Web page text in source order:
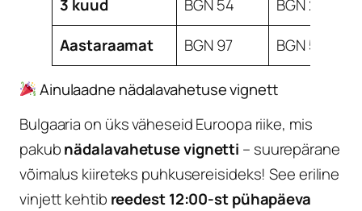
3 kuud
BGN 54
BGN 27
Aastaraamat
BGN 97 BGN 50
Ainulaadne nädalavahetuse vignett
Bulgaaria on üks väheseid Euroopa riike, mis
pakubnädalavahetuse vignetti – suurepärane
võimalus kiireteks puhkusereisideks! See eriline
vinjett kehtib reedest 12:00-st pühapäeva